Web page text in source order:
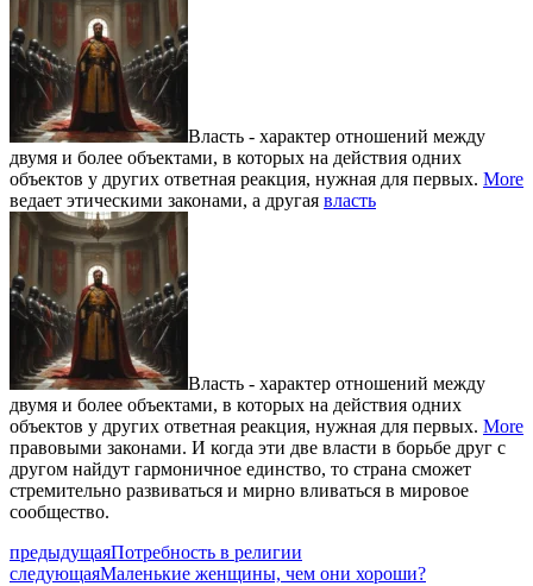
Власть - характер отношений между
двумя и более объектами, в которых на действия одних
объектов у других ответная реакция, нужная для первых. More
ведает этическими законами, а другая власть
Власть - характер отношений между
двумя и более объектами, в которых на действия одних
объектов у других ответная реакция, нужная для первых. More
правовыми законами. И когда эти две власти в борьбе друг с
другом найдут гармоничное единство, то страна сможет
стремительно развиваться и мирно вливаться в мировое
сообщество.
предыдущаяПотребность в религии
следующаяМаленькие женщины, чем они хороши?